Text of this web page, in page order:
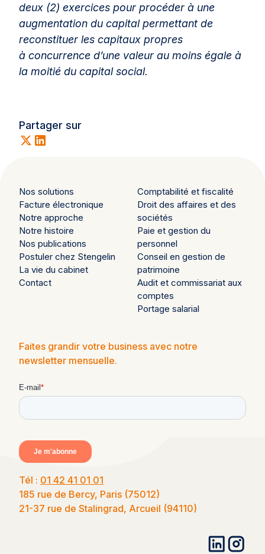
deux (2) exercices pour procéder à une
augmentation du capital permettant de
reconstituer les capitaux propres
à concurrence d’une valeur au moins égale à
la moitié du capital social.
Partager sur
Nos solutions
Facture électronique
Notre approche
Notre histoire
Nos publications
Postuler chez Stengelin
La vie du cabinet
Contact
Comptabilité et fiscalité
Droit des affaires et des
sociétés
Paie et gestion du
personnel
Conseil en gestion de
patrimoine
Audit et commissariat aux
comptes
Portage salarial
Faites grandir votre business avec notre
newsletter mensuelle.
Tél : 01 42 41 01 01
185 rue de Bercy, Paris (75012)
21-37 rue de Stalingrad, Arcueil (94110)